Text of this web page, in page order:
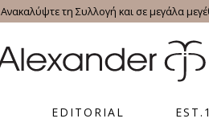
Ανακαλύψτε τη Συλλογή και σε μεγάλα
EDITORIAL